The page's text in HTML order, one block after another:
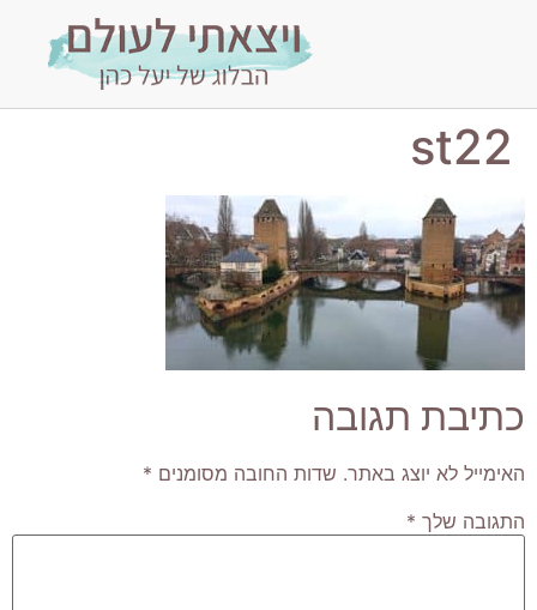
st22
כתיבת תגובה
האימייל לא יוצג באתר. שדות החובה מסומנים *
התגובה שלך *